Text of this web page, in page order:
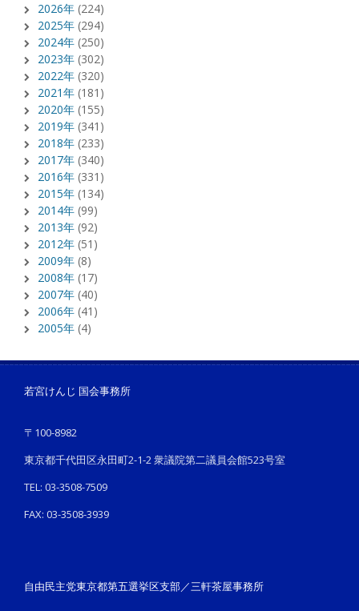
2026年 (224)
2025年 (294)
2024年 (250)
2023年 (302)
2022年 (320)
2021年 (181)
2020年 (155)
2019年 (341)
2018年 (233)
2017年 (340)
2016年 (331)
2015年 (134)
2014年 (99)
2013年 (92)
2012年 (51)
2009年 (8)
2008年 (17)
2007年 (40)
2006年 (41)
2005年 (4)
若宮けんじ 国会事務所
〒100-8982
東京都千代田区永田町2-1-2 衆議院第二議員会館523号室
TEL: 03-3508-7509
FAX: 03-3508-3939
自由民主党東京都第五選挙区支部／三軒茶屋事務所